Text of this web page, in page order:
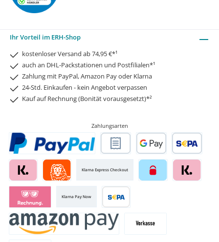
Ihr Vorteil im ERH-Shop
kostenloser Versand ab 74,95 €*¹
auch an DHL-Packstationen und Postfilialen*¹
Zahlung mit PayPal, Amazon Pay oder Klarna
24-Std. Einkaufen - kein Angebot verpassen
Kauf auf Rechnung (Bonität vorausgesetzt)*²
Zahlungsarten
Klarna Express Checkout
Klarna Pay Now